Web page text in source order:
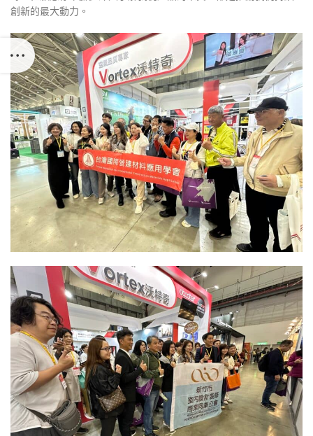
創新的最大動力。